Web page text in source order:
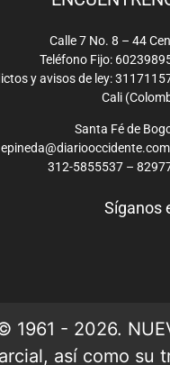
Calle 7 No. 8 – 44
Teléfono Fijo:
y avisos de ley:
Cali
Santa Fé de
312-5855537 –
Síganos
1961 - 2026.
así como